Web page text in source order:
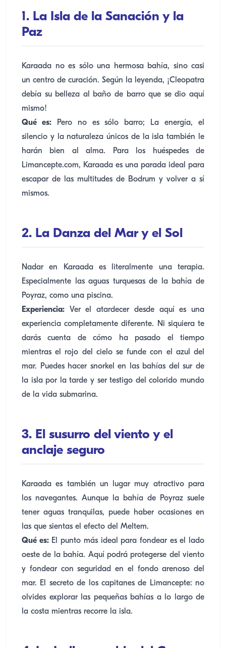
1. La Isla de la Sanación y la
Paz
Karaada no es sólo una hermosa bahía, sino casi
un centro de curación. Según la leyenda, ¡Cleopatra
debía su belleza al baño de barro que se dio aquí
mismo!
Qué es:Pero no es sólo barro; La energía, el
silencio y la naturaleza únicos de la isla también le
harán bien al alma. Para los huéspedes de
Limancepte.com, Karaada es una parada ideal para
escapar de las multitudes de Bodrum y volver a sí
mismos.
2. La Danza del Mar y el Sol
Nadar en Karaada es literalmente una terapia.
Especialmente las aguas turquesas de la bahía de
Poyraz, como una piscina.
Experiencia: Ver el atardecer desde aquí es una
experiencia completamente diferente. Ni siquiera te
darás cuenta de cómo ha pasado el tiempo
mientras el rojo del cielo se funde con el azul del
mar. Puedes hacer snorkel en las bahías del sur de
la isla por la tarde y ser testigo del colorido mundo
de la vida submarina.
3. El susurro del viento y el
anclaje seguro
Karaada es también un lugar muy atractivo para
los navegantes. Aunque la bahía de Poyraz suele
tener aguas tranquilas, puede haber ocasiones en
las que sientas el efecto del Meltem.
Qué es:El punto más ideal para fondear es el lado
oeste de la bahía. Aquí podrá protegerse del viento
y fondear con seguridad en el fondo arenoso del
mar. El secreto de los capitanes de Limancepte: no
olvides explorar las pequeñas bahías a lo largo de
la costa mientras recorre la isla.